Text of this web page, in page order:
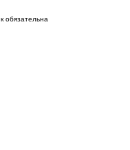
обязательна